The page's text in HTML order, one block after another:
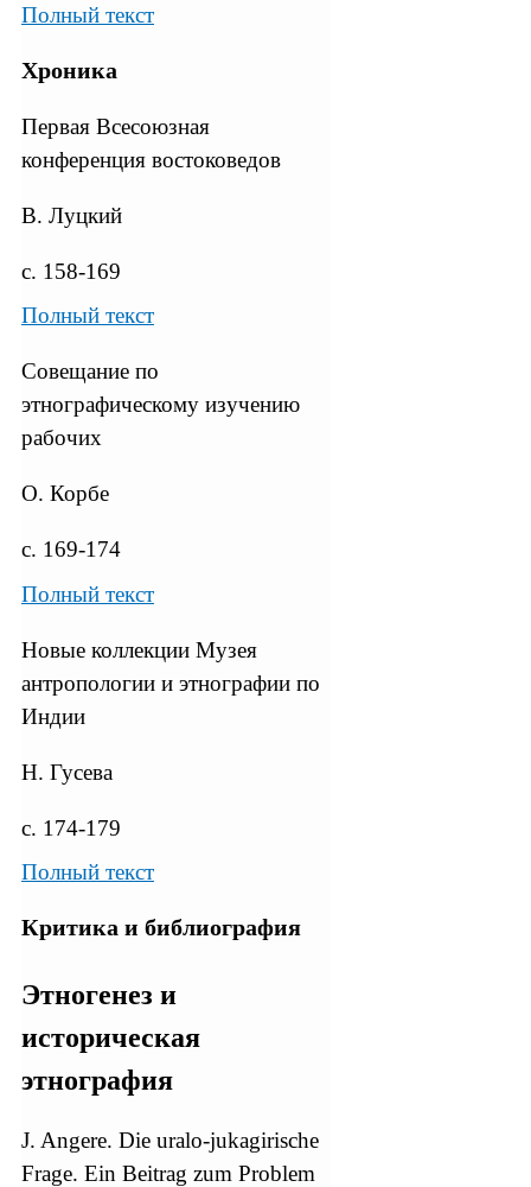
Полный текст
Хроника
Первая Всесоюзная
конференция востоковедов
В. Луцкий
с. 158-169
Полный текст
Совещание по
этнографическому изучению
рабочих
О. Корбе
с. 169-174
Полный текст
Новые коллекции Музея
антропологии и этнографии по
Индии
Н. Гусева
с. 174-179
Полный текст
Критика и библиография
Этногенез и
историческая
этнография
J. Angere. Die uralo-jukagirische
Frage. Ein Beitrag zum Problem